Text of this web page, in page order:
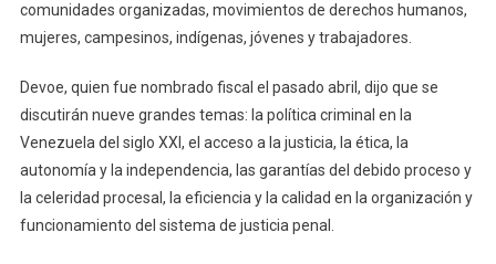
comunidades organizadas, movimientos de derechos humanos,
mujeres, campesinos, indígenas, jóvenes y trabajadores.
Devoe, quien fue nombrado fiscal el pasado abril, dijo que se
discutirán nueve grandes temas: la política criminal en la
Venezuela del siglo XXI, el acceso a la justicia, la ética, la
autonomía y la independencia, las garantías del debido proceso y
la celeridad procesal, la eficiencia y la calidad en la organización y
funcionamiento del sistema de justicia penal.